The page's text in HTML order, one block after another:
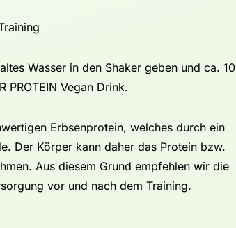
Wasser in den Shaker geben und ca. 10
PROTEIN Vegan Drink.
Erbsenprotein, welches durch ein
Der Körper kann daher das Protein bzw.
Aus diesem Grund empfehlen wir die
vor und nach dem Training.